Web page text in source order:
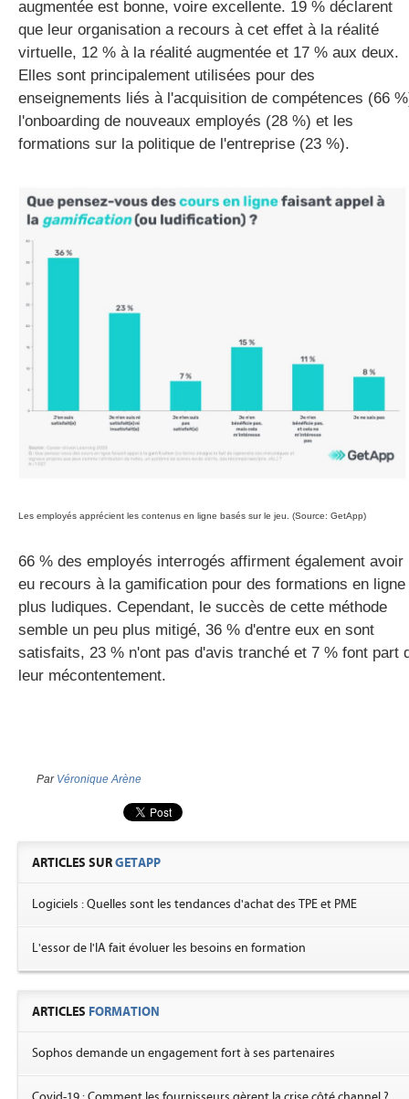
augmentée est bonne, voire excellente. 19 % déclarent
que leur organisation a recours à cet effet à la réalité
virtuelle, 12 % à la réalité augmentée et 17 % aux deux.
Elles sont principalement utilisées pour des
enseignements liés à l'acquisition de compétences (66
l'onboarding de nouveaux employés (28 %) et les
formations sur la politique de l'entreprise (23 %).
Les employés apprécient les contenus en ligne basés sur le jeu. (Source: GetApp)
66 % des employés interrogés affirment également avoir
eu recours à la gamification pour des formations en ligne
plus ludiques. Cependant, le succès de cette méthode
semble un peu plus mitigé, 36 % d'entre eux en sont
satisfaits, 23 % n'ont pas d'avis tranché et 7 % font part
leur mécontentement.
Par Véronique Arène
ARTICLES SURGETAPP
Logiciels : Quelles sont les tendances d'achat des TPE et PME
L'essor de l'IA fait évoluer les besoins en formation
ARTICLES FORMATION
Sophos demande un engagement fort à ses partenaires